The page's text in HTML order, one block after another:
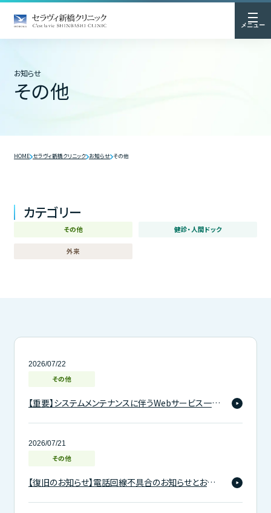
メニュー
お知らせ
その他
HOME セラヴィ新橋クリニック お知らせ その他
カテゴリー
その他 健診・人間ドック
外来
2026/07/22
その他
【重要】システムメンテナンスに伴うWebサービス一時停止のお知らせ
2026/07/21
その他
【復旧のお知らせ】電話回線不具合のお知らせとお詫び